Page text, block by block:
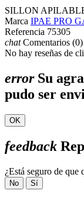
SILLON
Marca IPAE PRO
Referencia 75305
chatComentarios (0)
No hay reseñas de
errorSu
pudo ser
OK
feedback
¿Está seguro de que
No Sí